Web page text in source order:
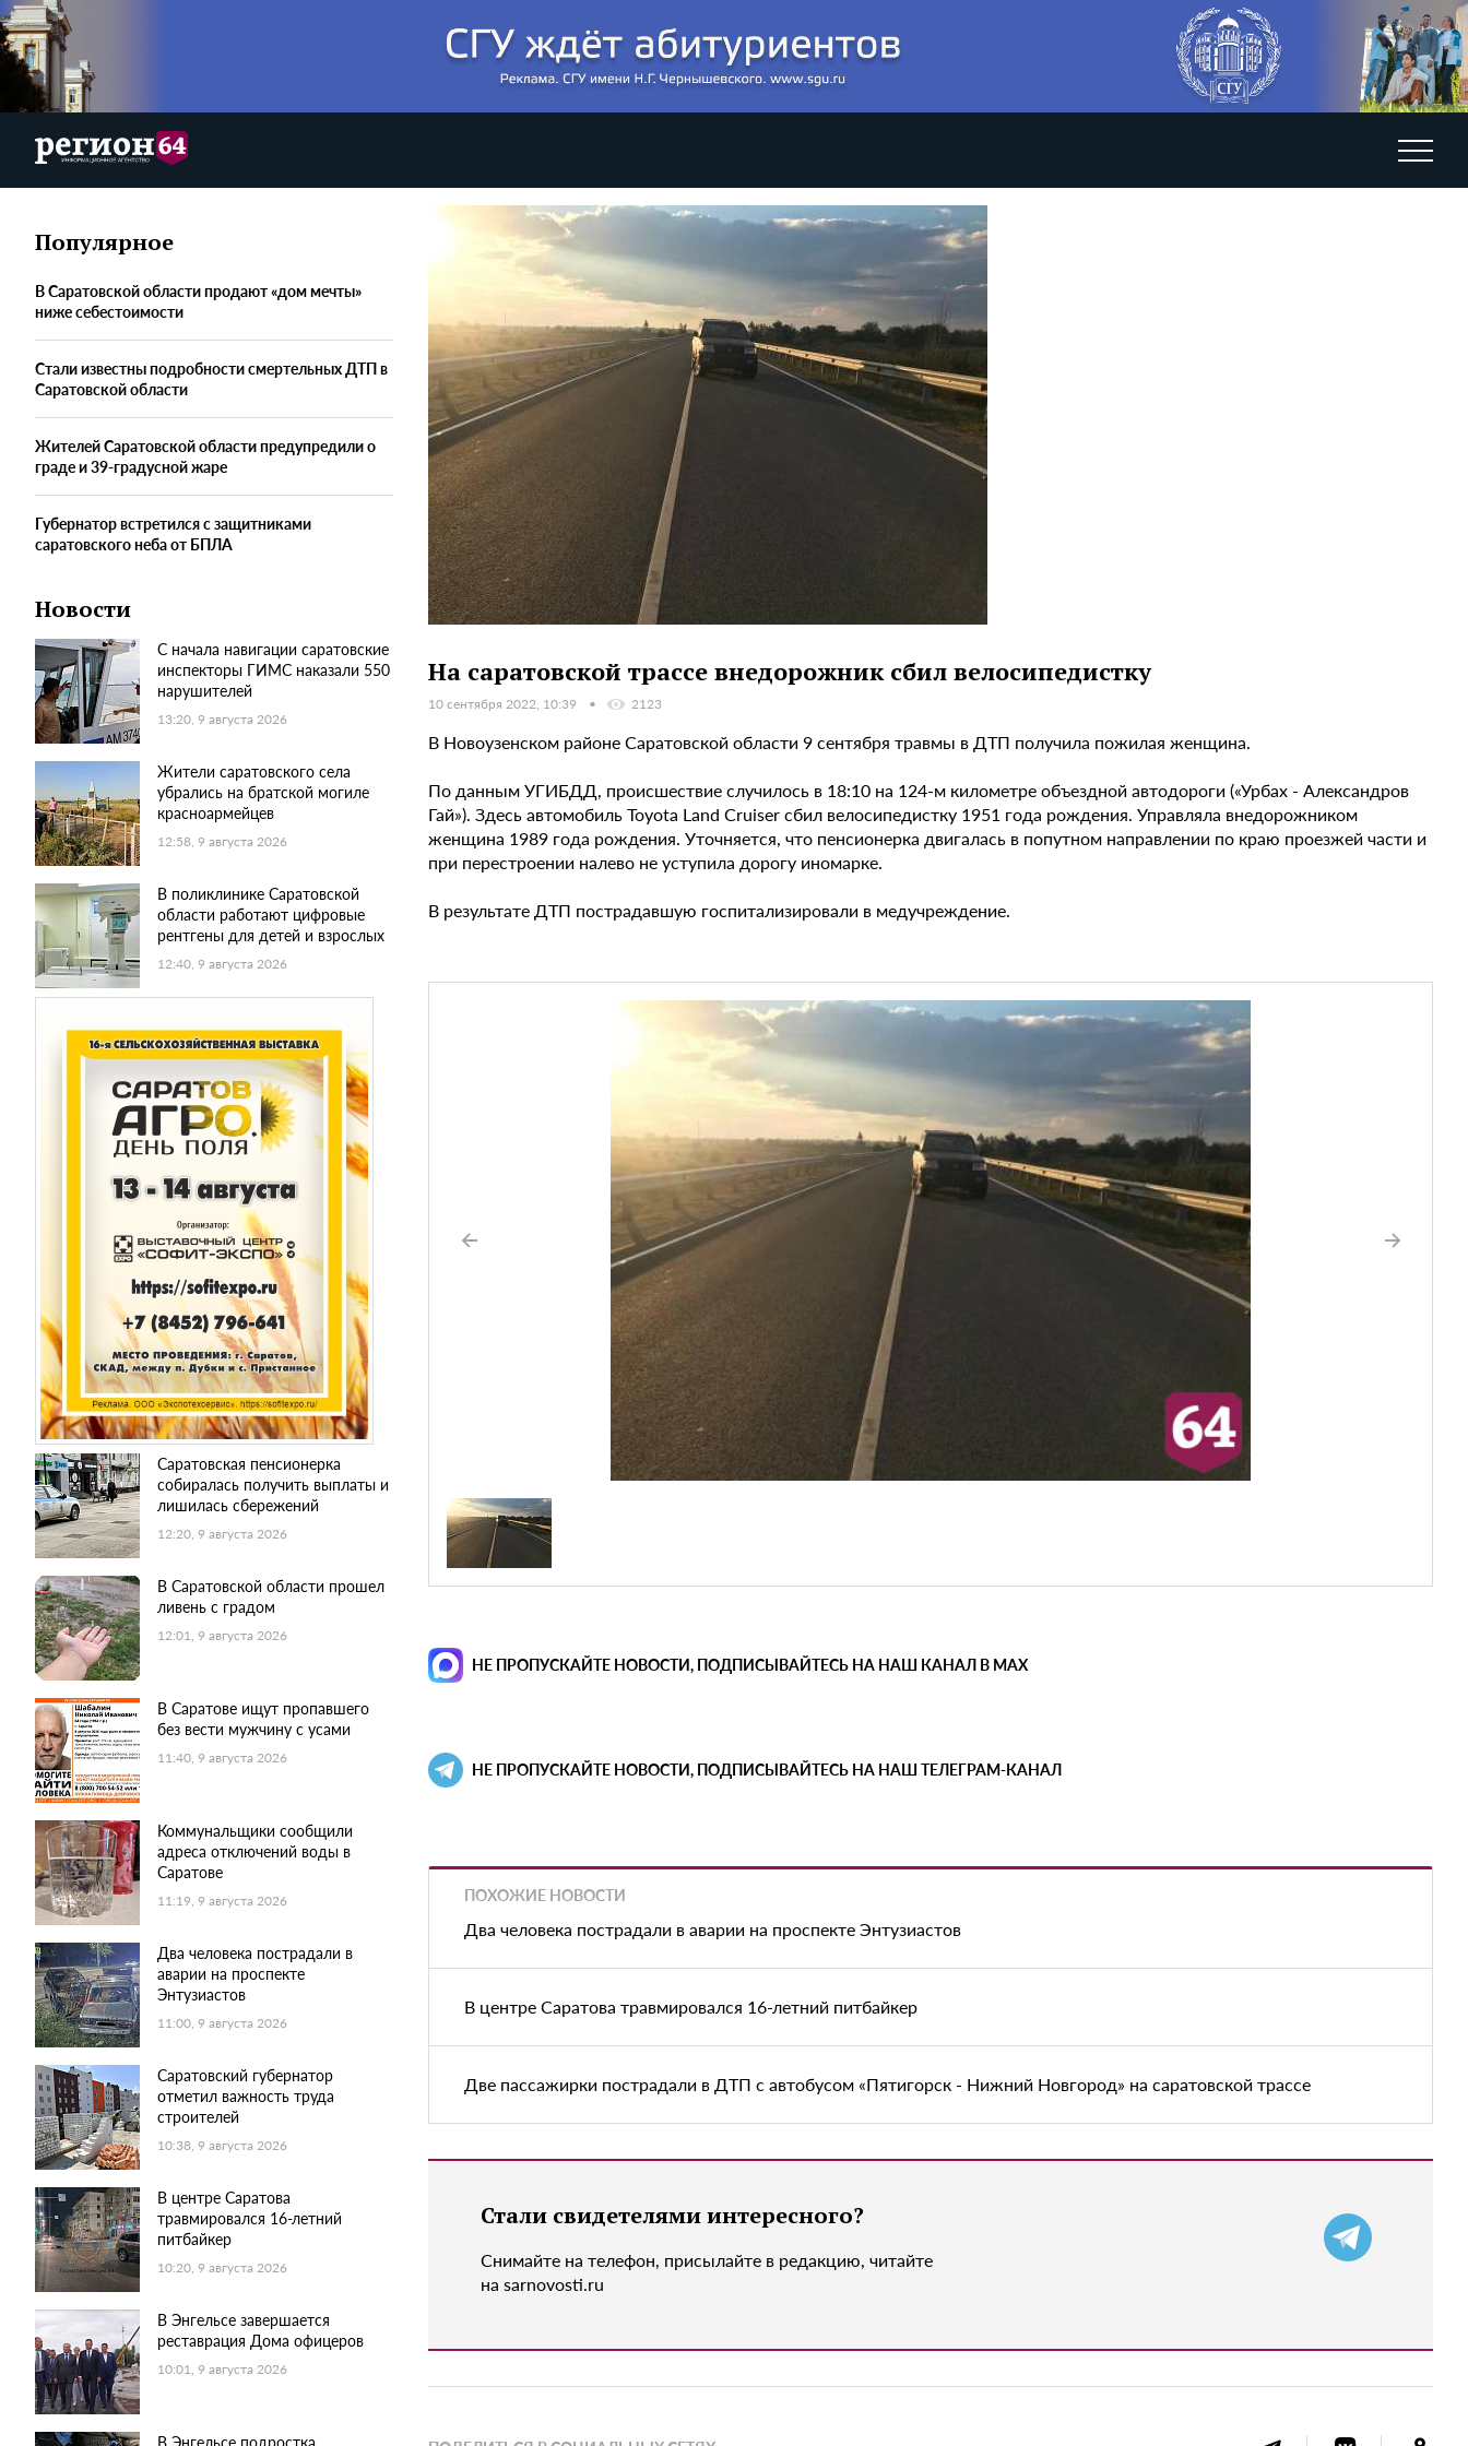
Популярное
В Саратовской области продают «дом мечты»
ниже себестоимости
Стали известны подробности смертельных ДТП в
Саратовской области
Жителей Саратовской области предупредили о
граде и 39-градусной жаре
Губернатор встретился с защитниками
саратовского неба от БПЛА
Новости
С начала навигации саратовские
инспекторы ГИМС наказали 550
нарушителей
13:20, 9 августа 2026
Жители саратовского села
убрались на братской могиле
красноармейцев
12:58, 9 августа 2026
В поликлинике Саратовской
области работают цифровые
рентгены для детей и взрослых
12:40, 9 августа 2026
Саратовская пенсионерка
собиралась получить выплаты и
лишилась сбережений
12:20, 9 августа 2026
В Саратовской области прошел
ливень с градом
12:01, 9 августа 2026
В Саратове ищут пропавшего
без вести мужчину с усами
11:40, 9 августа 2026
Коммунальщики сообщили
адреса отключений воды в
Саратове
11:19, 9 августа 2026
Два человека пострадали в
аварии на проспекте
Энтузиастов
11:00, 9 августа 2026
Саратовский губернатор
отметил важность труда
строителей
10:38, 9 августа 2026
В центре Саратова
травмировался 16-летний
питбайкер
10:20, 9 августа 2026
В Энгельсе завершается
реставрация Дома офицеров
10:01, 9 августа 2026
На саратовской трассе внедорожник сбил велосипедистку
10 сентября 2022, 10:39 2123
В Новоузенском районе Саратовской области 9 сентября травмы в ДТП получила пожилая женщина.
По данным УГИБДД, происшествие случилось в 18:10 на 124-м километре объездной автодороги («Урбах - Александров
Гай»). Здесь автомобиль Toyota Land Cruiser сбил велосипедистку 1951 года рождения. Управляла внедорожником
женщина 1989 года рождения. Уточняется, что пенсионерка двигалась в попутном направлении по краю проезжей части и
при перестроении налево не уступила дорогу иномарке.
В результате ДТП пострадавшую госпитализировали в медучреждение.
НЕ ПРОПУСКАЙТЕ НОВОСТИ, ПОДПИСЫВАЙТЕСЬ НА НАШ КАНАЛ В MAX
НЕ ПРОПУСКАЙТЕ НОВОСТИ, ПОДПИСЫВАЙТЕСЬ НА НАШ ТЕЛЕГРАМ-КАНАЛ
ПОХОЖИЕ НОВОСТИ
Два человека пострадали в аварии на проспекте Энтузиастов
В центре Саратова травмировался 16-летний питбайкер
Две пассажирки пострадали в ДТП с автобусом «Пятигорск - Нижний Новгород» на саратовской трассе
Стали свидетелями интересного?
Снимайте на телефон, присылайте в редакцию, читайте
на sarnovosti.ru